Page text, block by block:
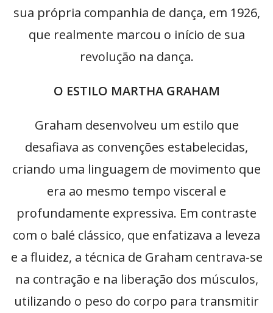
sua própria companhia de dança, em 1926,
que realmente marcou o início de sua
revolução na dança.
O ESTILO MARTHA GRAHAM
Graham desenvolveu um estilo que
desafiava as convenções estabelecidas,
criando uma linguagem de movimento que
era ao mesmo tempo visceral e
profundamente expressiva. Em contraste
com o balé clássico, que enfatizava a leveza
e a fluidez, a técnica de Graham centrava-se
na contração e na liberação dos músculos,
utilizando o peso do corpo para transmitir